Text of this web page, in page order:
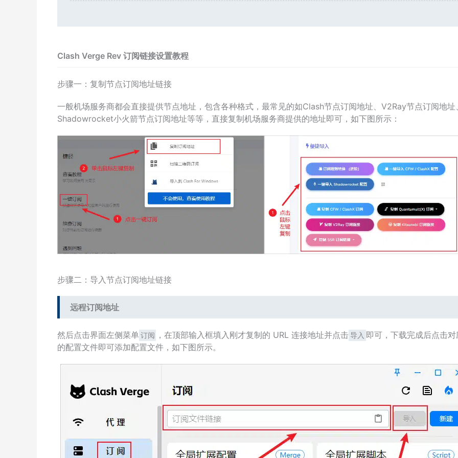
Clash Verge Rev 订阅链接设置教程
步骤一：复制节点订阅地址链接
一般机场服务商都会直接提供节点地址，包含各种格式，最常见的如Clash节点订阅地址、V2Ray节点订阅地址
Shadowrocket小火箭节点订阅地址等等，直接复制机场服务商提供的地址即可，如下图所示：
步骤二：导入节点订阅地址链接
远程订阅地址
然后点击界面左侧菜单 订阅 ，在顶部输入框填入刚才复制的 URL 连接地址并点击导入 即可，下载完成后点击对
的配置文件即可添加配置文件，如下图所示。